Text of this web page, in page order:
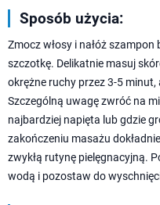
Sposób użycia:
Zmocz włosy i nałóż
szczotkę. Delikatnie masuj
okrężne ruchy przez 3-5 minut,
Szczególną uwagę zwróć na
najbardziej napięta lub gdzie
zakończeniu masażu
zwykłą rutynę pielęgnacyjną.
wodą i pozostaw do